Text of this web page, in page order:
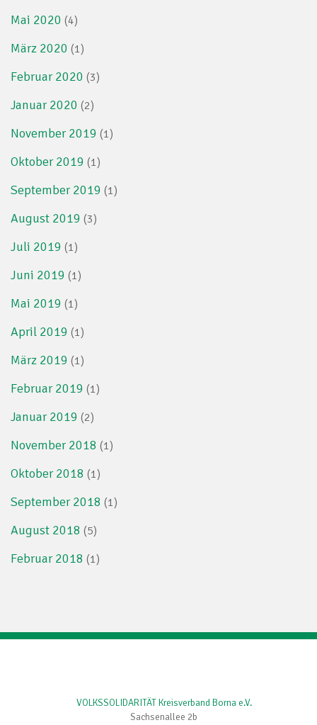
Mai 2020 (4)
März 2020 (1)
Februar 2020 (3)
Januar 2020 (2)
November 2019 (1)
Oktober 2019 (1)
September 2019 (1)
August 2019 (3)
Juli 2019 (1)
Juni 2019 (1)
Mai 2019 (1)
April 2019 (1)
März 2019 (1)
Februar 2019 (1)
Januar 2019 (2)
November 2018 (1)
Oktober 2018 (1)
September 2018 (1)
August 2018 (5)
Februar 2018 (1)
VOLKSSOLIDARITÄT Kreisverband Borna e.V.
Sachsenallee 2b